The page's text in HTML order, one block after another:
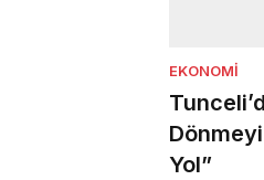
EKONOMI
Yol”